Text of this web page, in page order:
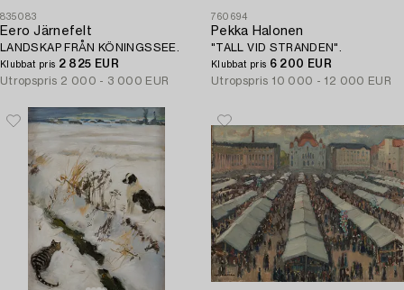
835083
Eero Järnefelt
LANDSKAP FRÅN KÖNINGSSEE.
Klubbat pris 2 825 EUR
Utropspris 2 000 - 3 000 EUR
760694
Pekka Halonen
"TALL VID STRANDEN".
Klubbat pris 6 200 EUR
Utropspris 10 000 - 12 000 EUR